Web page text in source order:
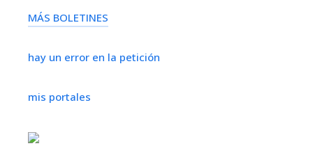
MÁS BOLETINES
hay un error en la petición
mis portales